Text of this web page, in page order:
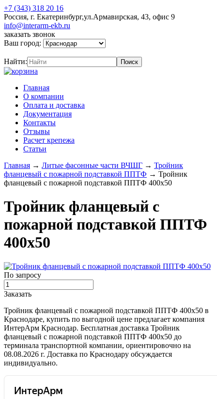
+7 (343) 318 20 16
Россия, г. Екатеринбург,ул.Армавирская, 43, офис 9
info@interarm-ekb.ru
заказать звонок
Ваш город:
Найти:
Главная
О компании
Оплата и доставка
Документация
Контакты
Отзывы
Расчет крепежа
Статьи
Главная → Литые фасонные части ВЧШГ → Тройник
фланцевый с пожарной подставкой ППТФ → Тройник
фланцевый с пожарной подставкой ППТФ 400х50
Тройник фланцевый с
пожарной подставкой ППТФ
400х50
По запросу
Заказать
Тройник фланцевый с пожарной подставкой ППТФ 400х50 в
Краснодаре, купить по выгодной цене предлагает компания
ИнтерАрм Краснодар. Бесплатная доставка Тройник
фланцевый с пожарной подставкой ППТФ 400х50 до
терминала транспортной компании, ориентировочно на
08.08.2026 г. Доставка по Краснодару обсуждается
индивидуально.